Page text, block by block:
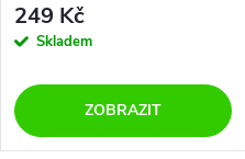
249 Kč
Skladem
ZOBRAZIT